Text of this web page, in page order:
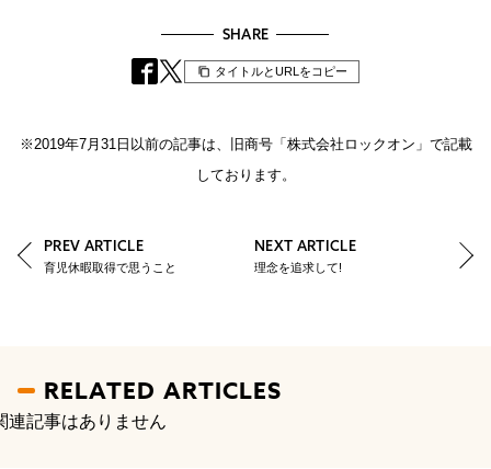
SHARE
タイトルとURLをコピー
※2019年7月31日以前の記事は、旧商号「株式会社ロックオン」で記載
しております。
PREV ARTICLE
育児休暇取得で思うこと
NEXT ARTICLE
理念を追求して!
RELATED ARTICLES
連記事はありません